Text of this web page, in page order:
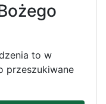
to w
przeszukiwane